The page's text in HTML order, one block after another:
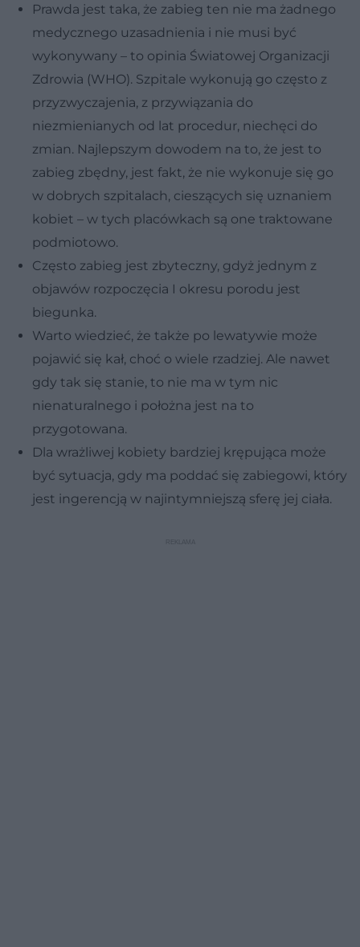
Prawda jest taka, że zabieg ten nie ma żadnego
medycznego uzasadnienia i nie musi być
wykonywany – to opinia Światowej Organizacji
Zdrowia (WHO). Szpitale wykonują go często z
przyzwyczajenia, z przywiązania do
niezmienianych od lat procedur, niechęci do
zmian. Najlepszym dowodem na to, że jest to
zabieg zbędny, jest fakt, że nie wykonuje się go
w dobrych szpitalach, cieszących się uznaniem
kobiet – w tych placówkach są one traktowane
podmiotowo.
Często zabieg jest zbyteczny, gdyż jednym z
objawów rozpoczęcia I okresu porodu jest
biegunka.
Warto wiedzieć, że także po lewatywie może
pojawić się kał, choć o wiele rzadziej. Ale nawet
gdy tak się stanie, to nie ma w tym nic
nienaturalnego i położna jest na to
przygotowana.
Dla wrażliwej kobiety bardziej krępująca może
być sytuacja, gdy ma poddać się zabiegowi, który
jest ingerencją w najintymniejszą sferę jej ciała.